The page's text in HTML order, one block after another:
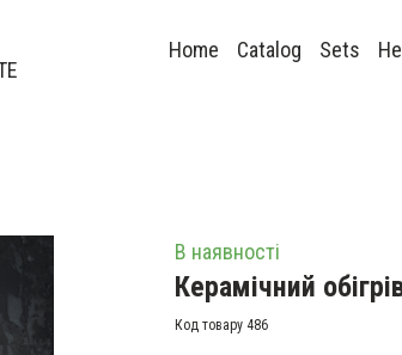
Home Catalog Sets
В наявності
Керамічний
Код товару 486